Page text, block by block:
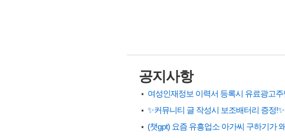
공지사항
✨커뮤니티 글 작성시 보조배터리 증정!✨